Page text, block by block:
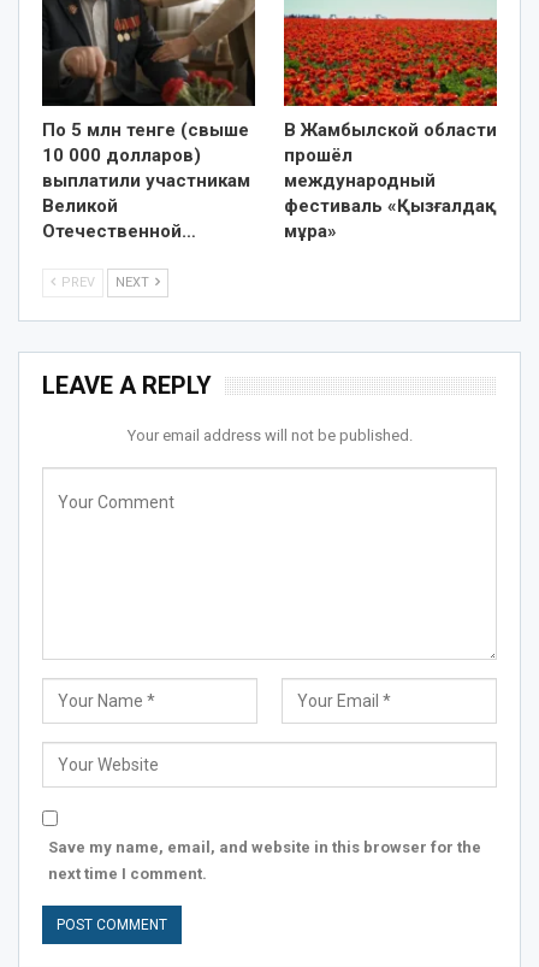
По 5 млн тенге (свыше
10 000 долларов)
выплатили участникам
Великой
Отечественной…
В Жамбылской области
прошёл
международный
фестиваль «Қызғалдақ
мұра»
PREV NEXT
LEAVE A REPLY
Your email address will not be published.
Save my name, email, and website in this browser for the
next time I comment.